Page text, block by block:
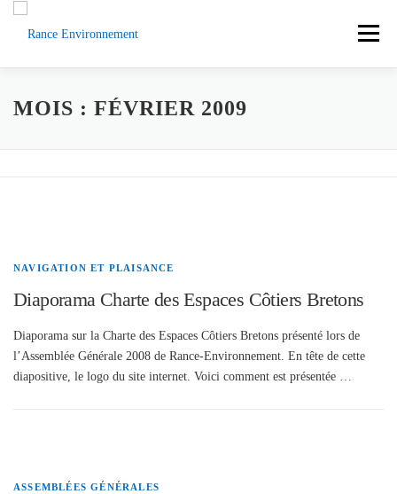
Menu
ACCUEIL ACTUS DOCUMENTS
MOIS : FÉVRIER 2009
NAVIGATION ET PLAISANCE
Diaporama Charte des Espaces Côtiers Bretons
Diaporama sur la Charte des Espaces Côtiers Bretons présenté lors de
l’Assemblée Générale 2008 de Rance-Environnement. En tête de cette
diapositive, le logo du site internet. Voici comment est présentée …
ASSEMBLÉES GÉNÉRALES